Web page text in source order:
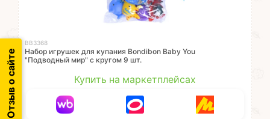
ВВ3368
Набор игрушек для купания Bondibon Baby You
"Подводный мир" с кругом 9 шт.
Купить на маркетплейсах
Отзыв о сайте